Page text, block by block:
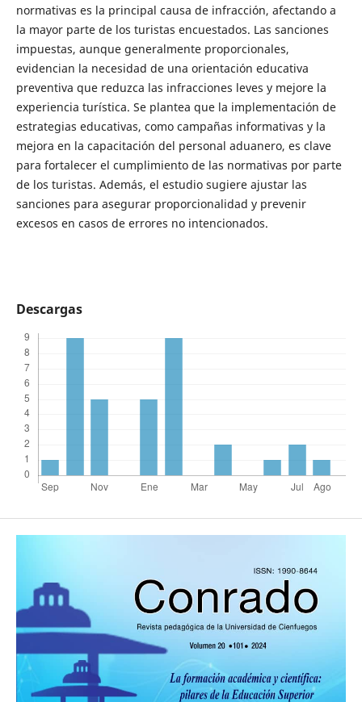
normativas es la principal causa de infracción, afectando a
la mayor parte de los turistas encuestados. Las sanciones
impuestas, aunque generalmente proporcionales,
evidencian la necesidad de una orientación educativa
preventiva que reduzca las infracciones leves y mejore la
experiencia turística. Se plantea que la implementación de
estrategias educativas, como campañas informativas y la
mejora en la capacitación del personal aduanero, es clave
para fortalecer el cumplimiento de las normativas por parte
de los turistas. Además, el estudio sugiere ajustar las
sanciones para asegurar proporcionalidad y prevenir
excesos en casos de errores no intencionados.
Descargas